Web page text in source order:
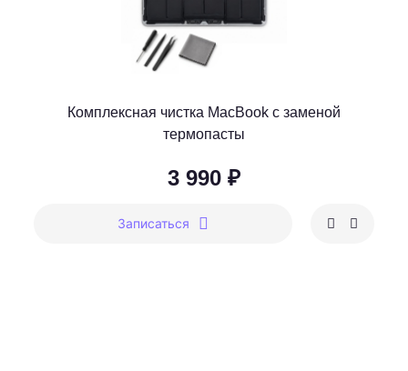
Комплексная чистка MacBook с заменой
термопасты
3 990 ₽
Записаться